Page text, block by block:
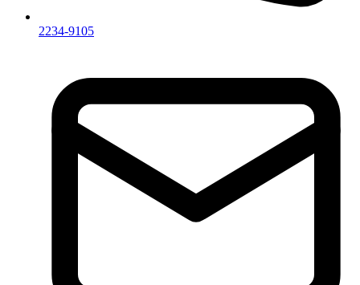
2234-9105